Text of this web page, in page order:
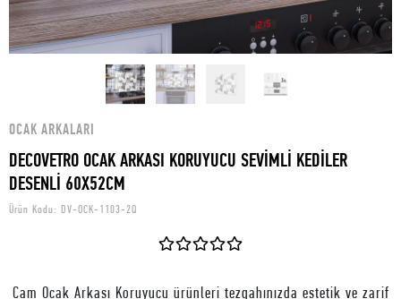
OCAK ARKALARI
DECOVETRO OCAK ARKASI KORUYUCU SEVİMLİ KEDİLER
DESENLİ 60X52CM
Ürün Kodu: DV-OCK-1103-2Q
Cam Ocak Arkası Koruyucu ürünleri tezgahınızda estetik ve zarif